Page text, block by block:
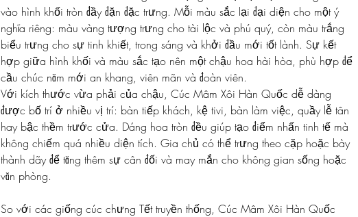
vào hình khối tròn đầy đặn đặc trưng. Mỗi màu sắc lại đại diện cho một ý
nghĩa riêng: màu vàng tượng trưng cho tài lộc và phú quý, còn màu trắng
biểu trưng cho sự tinh khiết, trong sáng và khởi đầu mới tốt lành. Sự kết
hợp giữa hình khối và màu sắc tạo nên một chậu hoa hài hòa, phù hợp để
cầu chúc năm mới an khang, viên mãn và đoàn viên.
Với kích thước vừa phải của chậu, Cúc Mâm Xôi Hàn Quốc dễ dàng
được bố trí ở nhiều vị trí: bàn tiếp khách, kệ tivi, bàn làm việc, quầy lễ tân
hay bậc thềm trước cửa. Dáng hoa tròn đều giúp tạo điểm nhấn tinh tế mà
không chiếm quá nhiều diện tích. Gia chủ có thể trưng theo cặp hoặc bày
thành dãy để tăng thêm sự cân đối và may mắn cho không gian sống hoặc
văn phòng.
So với các giống cúc chưng Tết truyền thống, Cúc Mâm Xôi Hàn Quốc